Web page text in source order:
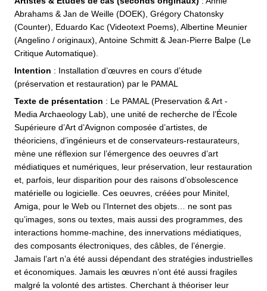
Abrahams & Jan de Weille (DOEK), Grégory Chatonsky
(Counter), Eduardo Kac (Videotext Poems), Albertine Meunier
(Angelino / originaux), Antoine Schmitt & Jean-Pierre Balpe (Le
Critique Automatique).
Intention : Installation d’œuvres en cours d’étude
(préservation et restauration) par le PAMAL
Texte de présentation : Le PAMAL (Preservation & Art -
Media Archaeology Lab), une unité de recherche de l’École
Supérieure d’Art d’Avignon composée d’artistes, de
théoriciens, d’ingénieurs et de conservateurs-restaurateurs,
mène une réflexion sur l’émergence des oeuvres d’art
médiatiques et numériques, leur préservation, leur restauration
et, parfois, leur disparition pour des raisons d’obsolescence
matérielle ou logicielle. Ces oeuvres, créées pour Minitel,
Amiga, pour le Web ou l’Internet des objets… ne sont pas
qu’images, sons ou textes, mais aussi des programmes, des
interactions homme-machine, des innervations médiatiques,
des composants électroniques, des câbles, de l’énergie.
Jamais l’art n’a été aussi dépendant des stratégies industrielles
et économiques. Jamais les œuvres n’ont été aussi fragiles
malgré la volonté des artistes. Cherchant à théoriser leur